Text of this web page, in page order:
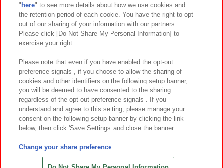
関連会社 サステナビリティ サイトポリシー
プライバシーポリシー ウェブアクセシビリティ方針と検証結果
お取引先さまとともに
カスタマーハラスメント対応方針 よくあるご質問・お問い合わせ
©Bandai Namco Amusement Inc.
©Bandai Namco Amusement Lab Inc.
©HANAYASHIKI Co., Ltd. All Rights Reserved.
" here" to see more details about how we use cookies and
the retention period of each cookie. You have the right to opt
out of our sharing of your information with our partners.
Please click [Do Not Share My Personal Information] to
exercise your right.
Please note that even if you have enabled the opt-out
preference signals , if you choose to allow the sharing of
cookies and other identifiers on the following setup banner,
you will be deemed to have consented to the sharing
regardless of the opt-out preference signals . If you
understand and agree to this setting, please manage your
consent on the following setup banner by clicking the link
below, then click 'Save Settings' and close the banner.
Change your share preference